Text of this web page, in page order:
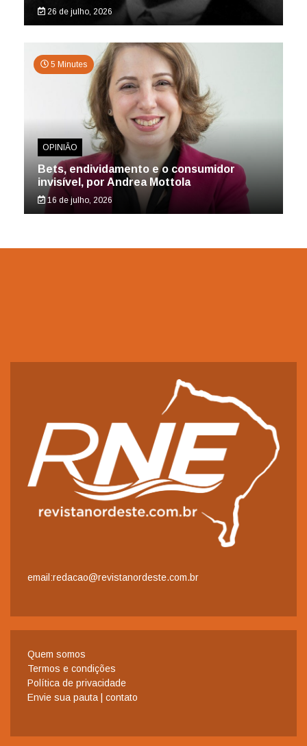
26 de julho, 2026
5 Minutes
OPINIÃO
Bets, endividamento e o consumidor
invisível, por Andrea Mottola
16 de julho, 2026
email:redacao@revistanordeste.com.br
Quem somos
Termos e condições
Política de privacidade
Envie sua pauta | contato